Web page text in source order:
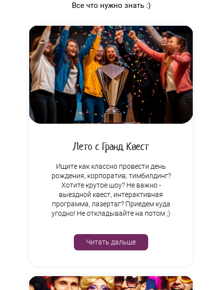
Все что нужно знать :)
Лето с Гранд Квест
Ищите как классно провести день
рождения, корпоратив, тимбилдинг?
Хотите крутое шоу? Не важно -
выездной квест, интерактивная
программа, лазертаг? Приедем куда
угодно! Не откладывайте на потом ;)
Читать дальше